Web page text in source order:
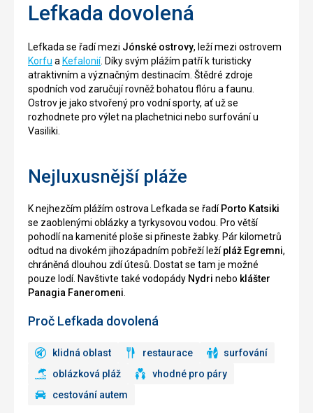
Lefkada dovolená
Lefkada se řadí mezi Jónské ostrovy, leží mezi ostrovem
Korfu a Kefalonií. Díky svým plážím patří k turisticky
atraktivním a význačným destinacím. Štědré zdroje
spodních vod zaručují rovněž bohatou flóru a faunu.
Ostrov je jako stvořený pro vodní sporty, ať už se
rozhodnete pro výlet na plachetnici nebo surfování u
Vasiliki.
Nejluxusnější pláže
K nejhezčím plážím ostrova Lefkada se řadí Porto Katsiki
se zaoblenými oblázky a tyrkysovou vodou. Pro větší
pohodlí na kamenité ploše si přineste žabky. Pár kilometrů
odtud na divokém jihozápadním pobřeží ležípláž Egremni,
chráněná dlouhou zdí útesů. Dostat se tam je možné
pouze lodí. Navštivte také vodopády Nydri nebo klášter
Panagia Faneromeni
Proč Lefkada dovolená
klidná oblast restaurace
surfování
oblázková pláž
vhodné pro páry
cestování autem